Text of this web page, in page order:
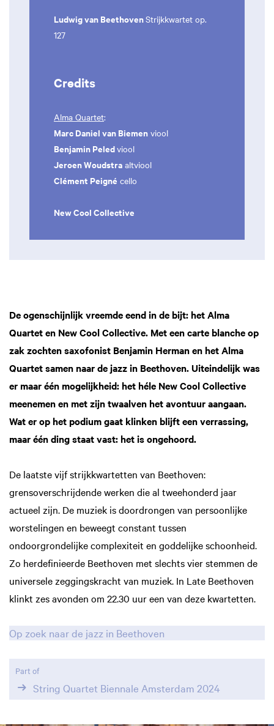
Ludwig van BeethovenStrijkkwartet op.
127
Credits
Alma Quartet:
Marc Daniel van Biemen viool
Benjamin Peledviool
Jeroen Woudstra altviool
Clément Peigné cello
New Cool Collective
De ogenschijnlijk vreemde eend in de bijt: het Alma
Quartet en New Cool Collective. Met een carte blanche op
zak zochten saxofonist Benjamin Herman en het Alma
Quartet samen naar de jazz in Beethoven. Uiteindelijk was
er maar één mogelijkheid: het héle New Cool Collective
meenemen en met zijn twaalven het avontuur aangaan.
Wat er op het podium gaat klinken blijft een verrassing,
maar één ding staat vast: het is ongehoord.
De laatste vijf strijkkwartetten van Beethoven:
grensoverschrijdende werken die al tweehonderd jaar
actueel zijn. De muziek is doordrongen van persoonlijke
worstelingen en beweegt constant tussen
ondoorgrondelijke complexiteit en goddelijke schoonheid.
Zo herdefinieerde Beethoven met slechts vier stemmen de
universele zeggingskracht van muziek. In Late Beethoven
klinkt zes avonden om 22.30 uur een van deze kwartetten.
Op zoek naar de jazz in Beethoven
Part of
String Quartet Biennale Amsterdam 2024